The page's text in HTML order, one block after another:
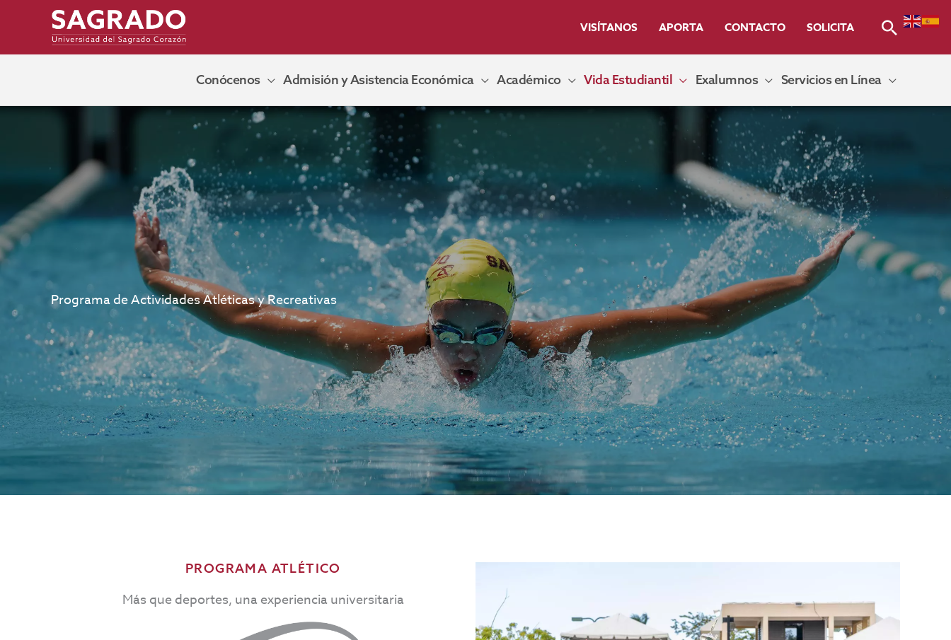
contenido
VISÍTANOS APORTA CONTACTO SOLICITA Buscar
Conócenos Admisión y Asistencia Económica Académico Vida Estudiantil Exalumnos Servicios en Línea
Programa de Actividades Atléticas y Recreativas
PROGRAMA ATLÉTICO
Más que deportes, una experiencia universitaria